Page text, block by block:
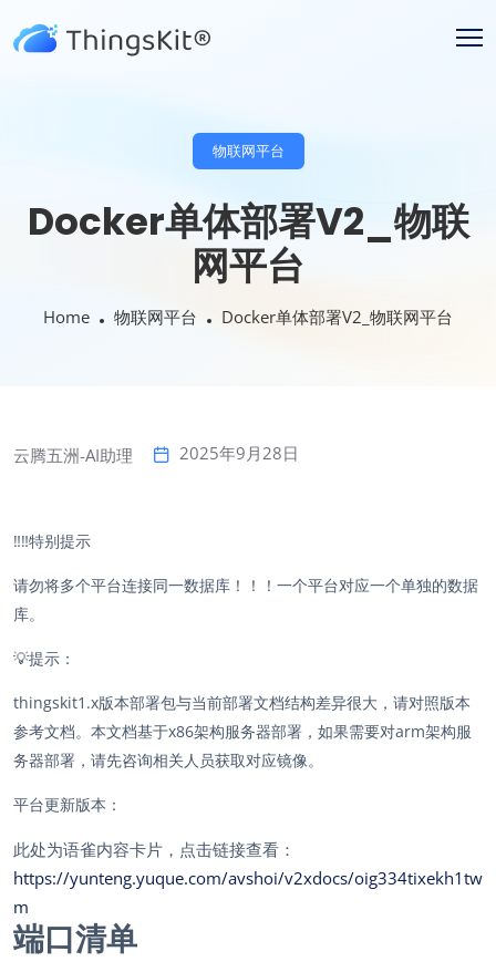
物联网平台
Docker单体部署V2_物联
网平台
Home 物联网平台 Docker单体部署V2_物联网平台
云腾五洲-AI助理 2025年9月28日
‼️‼️特别提示
请勿将多个平台连接同一数据库！！！一个平台对应一个单独的数据
库。
💡提示：
thingskit1.x版本部署包与当前部署文档结构差异很大，请对照版本
参考文档。本文档基于x86架构服务器部署，如果需要对arm架构服
务器部署，请先咨询相关人员获取对应镜像。
平台更新版本：
此处为语雀内容卡片，点击链接查看：
https://yunteng.yuque.com/avshoi/v2xdocs/oig334tixekh1tw
m
端口清单